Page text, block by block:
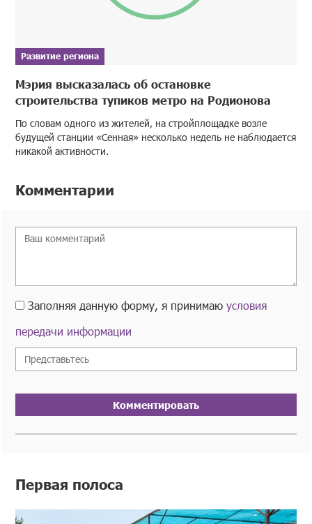
Развитие региона
Мэрия высказалась об остановке
строительства тупиков метро на Родионова
По словам одного из жителей, на стройплощадке возле
будущей станции «Сенная» несколько недель не наблюдается
никакой активности.
Комментарии
Заполняя данную форму, я принимаюусловия
передачи информации
Комментировать
Первая полоса